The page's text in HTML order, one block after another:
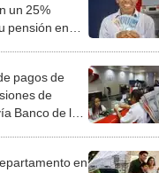
un 25%
pensión en
pagos de
de
Banco de la
en